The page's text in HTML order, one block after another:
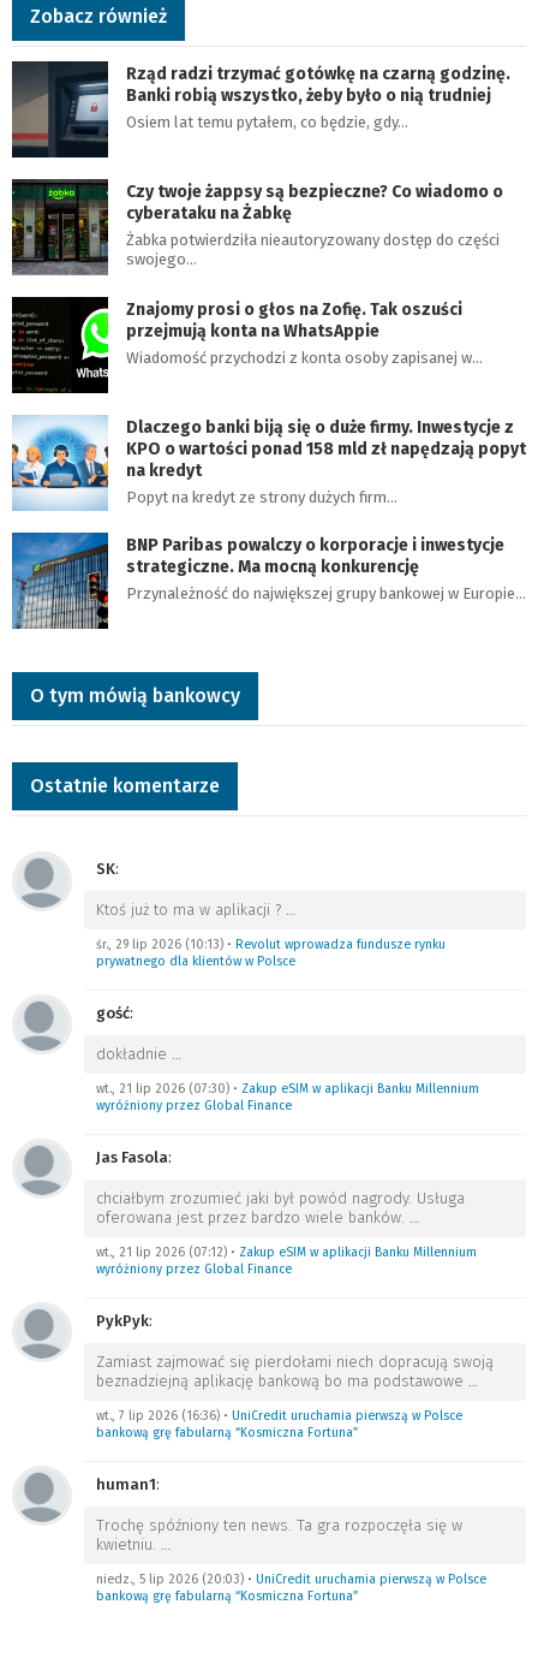
Zobacz również
Rząd radzi trzymać gotówkę na czarną godzinę.
Banki robią wszystko, żeby było o nią trudniej
Osiem lat temu pytałem, co będzie, gdy…
Czy twoje żappsy są bezpieczne? Co wiadomo o
cyberataku na Żabkę
Żabka potwierdziła nieautoryzowany dostęp do części
swojego…
Znajomy prosi o głos na Zofię. Tak oszuści
przejmują konta na WhatsAppie
Wiadomość przychodzi z konta osoby zapisanej w…
Dlaczego banki biją się o duże firmy. Inwestycje z
KPO o wartości ponad 158 mld zł napędzają popyt
na kredyt
Popyt na kredyt ze strony dużych firm…
BNP Paribas powalczy o korporacje i inwestycje
strategiczne. Ma mocną konkurencję
Przynależność do największej grupy bankowej w Europie…
O tym mówią bankowcy
Ostatnie komentarze
SK:
Ktoś już to ma w aplikacji ? …
śr., 29 lip 2026 (10:13) • Revolut wprowadza fundusze rynku
prywatnego dla klientów w Polsce
gość:
dokładnie …
wt., 21 lip 2026 (07:30) • Zakup eSIM w aplikacji Banku Millennium
wyróżniony przez Global Finance
Jas Fasola:
chciałbym zrozumieć jaki był powód nagrody. Usługa
oferowana jest przez bardzo wiele banków. …
wt., 21 lip 2026 (07:12) • Zakup eSIM w aplikacji Banku Millennium
wyróżniony przez Global Finance
PykPyk:
Zamiast zajmować się pierdołami niech dopracują swoją
beznadziejną aplikację bankową bo ma podstawowe …
wt., 7 lip 2026 (16:36) • UniCredit uruchamia pierwszą w Polsce
bankową grę fabularną “Kosmiczna Fortuna”
human1:
Trochę spóźniony ten news. Ta gra rozpoczęła się w
kwietniu. …
niedz., 5 lip 2026 (20:03) • UniCredit uruchamia pierwszą w Polsce
bankową grę fabularną “Kosmiczna Fortuna”